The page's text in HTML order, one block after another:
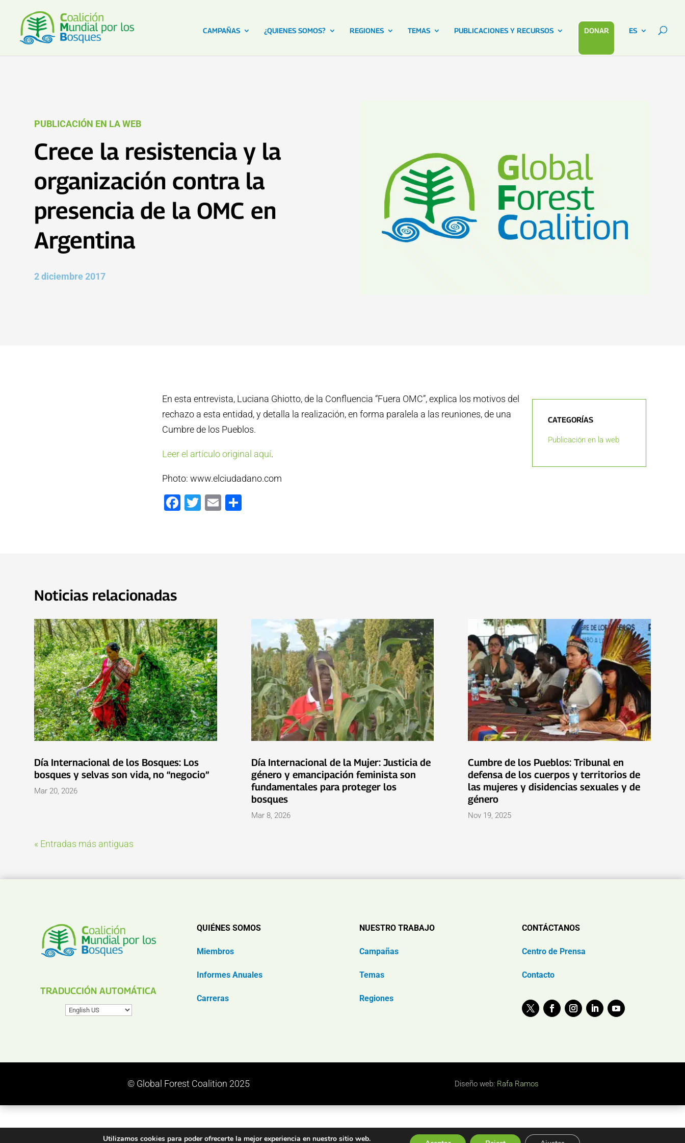
CAMPAÑAS ¿QUIENES SOMOS? REGIONES TEMAS PUBLICACIONES Y RECURSOS DONAR ES
PUBLICACIÓN EN LA WEB
Crece la resistencia y la
organización contra la
presencia de la OMC en
Argentina
2 diciembre 2017
En esta entrevista, Luciana Ghiotto, de la Confluencia “Fuera OMC”, explica los motivos del
rechazo a esta entidad, y detalla la realización, en forma paralela a las reuniones, de una
Cumbre de los Pueblos.
Leer el artículo original aquí.
Photo: www.elciudadano.com
Facebook
Twitter
Email
CATEGORÍAS
Publicación en la web
Noticias relacionadas
Día Internacional de los Bosques: Los
bosques y selvas son vida, no “negocio”
Mar 20, 2026
Día Internacional de la Mujer: Justicia de
género y emancipación feminista son
fundamentales para proteger los
bosques
Mar 8, 2026
Cumbre de los Pueblos: Tribunal en
defensa de los cuerpos y territorios de
las mujeres y disidencias sexuales y de
género
Nov 19, 2025
« Entradas más antiguas
TRADUCCIÓN AUTOMÁTICA
QUIÉNES SOMOS
Miembros
Informes Anuales
Carreras
NUESTRO TRABAJO
Campañas
Temas
Regiones
CONTÁCTANOS
Centro de Prensa
Contacto
© Global Forest Coalition 2025 Diseño web: Rafa Ramos
Utilizamos cookies para poder ofrecerte la mejor experiencia en nuestro sitio web.